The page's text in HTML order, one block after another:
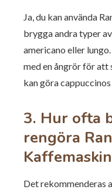
Ja, du kan använda
brygga andra typer
americano eller
med en ångrör för
kan göra
3. Hur ofta
rengöra
Det rekommenderas